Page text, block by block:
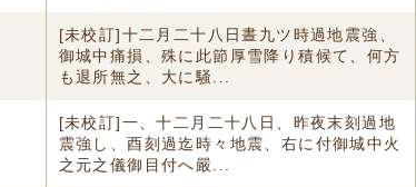
[未校訂]十二月二十八日晝九ツ時過地震強、
御城中痛損、殊に此節厚雪降り積候て、何方
も退所無之、大に騒...
[未校訂]一、十二月二十八日、昨夜末刻過地
震強し、酉刻過迄時々地震、右に付御城中火
之元之儀御目付へ嚴...